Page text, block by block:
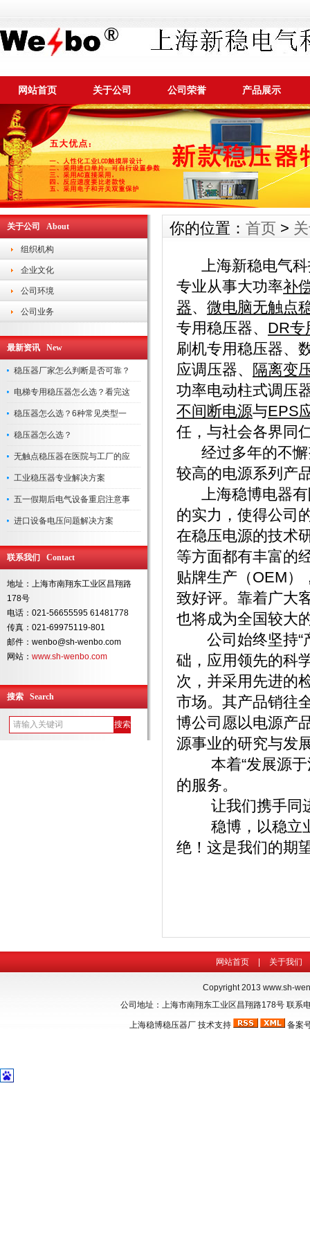
网站首页 关于公司 公司荣誉 产品展示
关于公司 About
组织机构
企业文化
公司环境
公司业务
最新资讯 New
稳压器厂家怎么判断是否可靠？
电梯专用稳压器怎么选？看完这
稳压器怎么选？6种常见类型一
稳压器怎么选？
无触点稳压器在医院与工厂的应
工业稳压器专业解决方案
五一假期后电气设备重启注意事
进口设备电压问题解决方案
联系我们 Contact
地址：上海市南翔东工业区昌翔路
178号
电话：021-56655595 61481778
传真：021-69975119-801
邮件：wenbo@sh-wenbo.com
网站： www.sh-wenbo.com
搜索 Search
你的位置： 首页 >
上海新稳电气科
专业从事大功率补
器、 微电脑无触点
专用稳压器、 DR专
刷机专用稳压器、
应调压器、 隔离变
功率电动柱式调压
不间断电源与EPS
任，与社会各界同
经过多年的不懈
较高的电源系列产
上海稳博电器有
的实力，使得公司
在稳压电源的技术
等方面都有丰富的
贴牌生产（OEM）
致好评。靠着广大
也将成为全国较大
公司始终坚持“产
础，应用领先的科
次，并采用先进的
市场。其产品销往
博公司愿以电源产
源事业的研究与发
本着“发展源于
的服务。
让我们携手同进
稳博，以稳立业
绝！这是我们的期
网站首页 关于我们
Copyright 2013 www.sh-
公司地址：上海市南翔东工业区昌翔路178号 联
上海稳博稳压器厂 技术支持 备案